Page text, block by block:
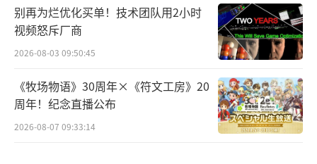
别再为烂优化买单！技术团队用2小时
视频怒斥厂商
2026-08-03 09:50:45
《牧场物语》30周年×《符文工房》20
周年！纪念直播公布
2026-08-07 09:33:14